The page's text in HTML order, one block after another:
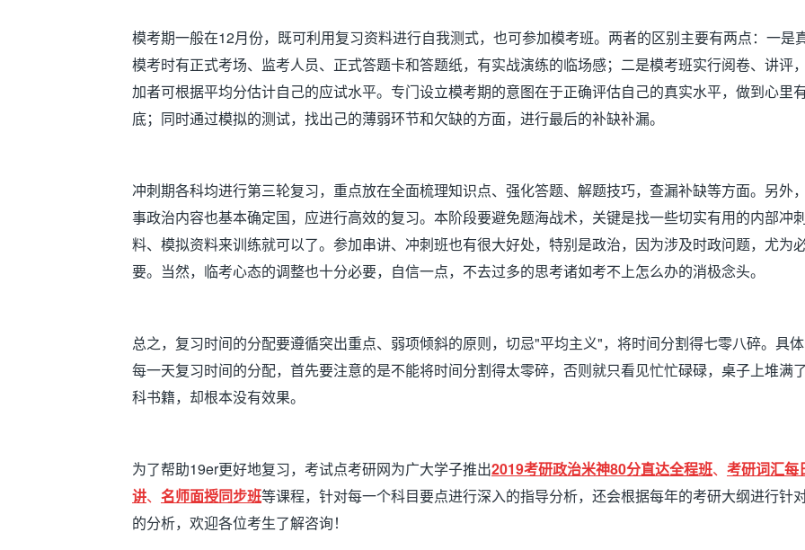
模考期一般在12月份，既可利用复习资料进行自我测式，也可参加模考班。两者的区别主要有两点：一是
模考时有正式考场、监考人员、正式答题卡和答题纸，有实战演练的临场感；二是模考班实行阅卷、讲评
加者可根据平均分估计自己的应试水平。专门设立模考期的意图在于正确评估自己的真实水平，做到心里
底；同时通过模拟的测试，找出己的薄弱环节和欠缺的方面，进行最后的补缺补漏。
冲刺期各科均进行第三轮复习，重点放在全面梳理知识点、强化答题、解题技巧，查漏补缺等方面。另外
事政治内容也基本确定国，应进行高效的复习。本阶段要避免题海战术，关键是找一些切实有用的内部冲
料、模拟资料来训练就可以了。参加串讲、冲刺班也有很大好处，特别是政治，因为涉及时政问题，尤为
要。当然，临考心态的调整也十分必要，自信一点，不去过多的思考诸如考不上怎么办的消极念头。
总之，复习时间的分配要遵循突出重点、弱项倾斜的原则，切忌"平均主义"，将时间分割得七零八碎。具
每一天复习时间的分配，首先要注意的是不能将时间分割得太零碎，否则就只看见忙忙碌碌，桌子上堆满
科书籍，却根本没有效果。
为了帮助19er更好地复习，考试点考研网为广大学子推出2019考研政治米神80分直达全程班、 考研词汇每
讲、 名师面授同步班等课程，针对每一个科目要点进行深入的指导分析，还会根据每年的考研大纲进行针
的分析，欢迎各位考生了解咨询！